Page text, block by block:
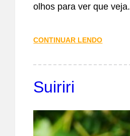
olhos para ver que veja.
CONTINUAR LENDO
Suiriri